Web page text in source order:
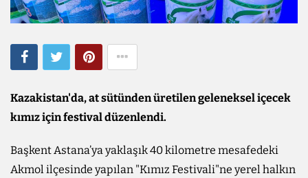
Kazakistan'da, at sütünden üretilen geleneksel içecek
kımız için festival düzenlendi.
Başkent Astana’ya yaklaşık 40 kilometre mesafedeki
Akmol ilçesinde yapılan "Kımız Festivali"ne yerel halkın